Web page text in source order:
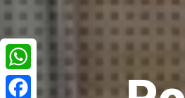
WhatsApp